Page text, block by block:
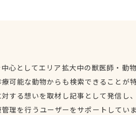
心としてエリア拡大中の獣医師・動
可能な動物からも検索できることが
する想いを取材し記事として発信し
理を行うユーザーをサポートしてい